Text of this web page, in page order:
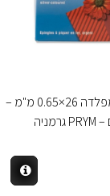
סיכות תפירה מפלדה 26×0.65 מ"מ –